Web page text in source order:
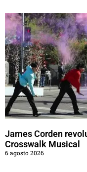
James Corden
Crosswalk Musical
6 agosto 2026